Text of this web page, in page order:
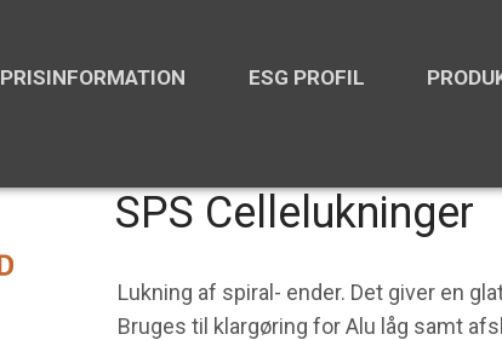
PRISINFORMATION ESG PROFIL
SPS Cellelukninger
Lukning af spiral- ender. Det giver en
Bruges til klargøring for Alu låg samt